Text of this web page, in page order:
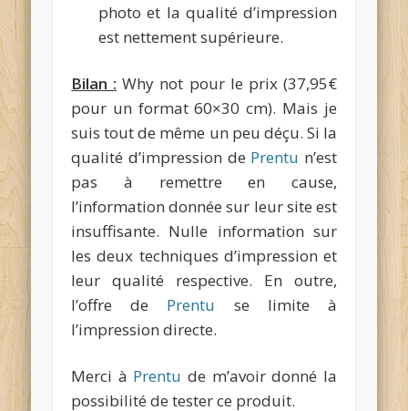
photo et la qualité d’impression
est nettement supérieure.
Bilan : Why not pour le prix (37,95€
pour un format 60×30 cm). Mais je
suis tout de même un peu déçu. Si la
qualité d’impression de Prentu n’est
pas à remettre en cause,
l’information donnée sur leur site est
insuffisante. Nulle information sur
les deux techniques d’impression et
leur qualité respective. En outre,
l’offre de Prentu se limite à
l’impression directe.
Merci à Prentu de m’avoir donné la
possibilité de tester ce produit.